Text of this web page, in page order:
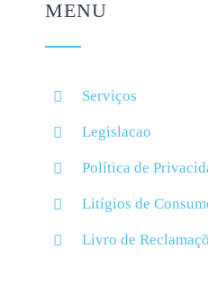
MENU
Serviços
Legislacao
Política de
Litígios de
Livro de